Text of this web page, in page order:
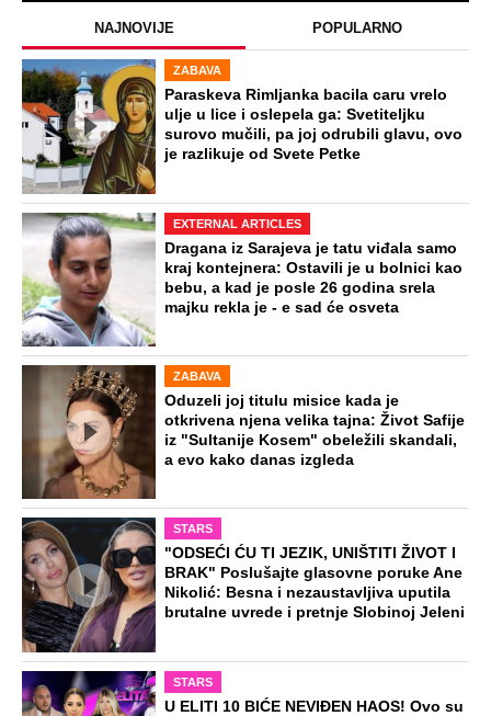
NAJNOVIJE POPULARNO
ZABAVA
Paraskeva Rimljanka bacila caru vrelo
ulje u lice i oslepela ga: Svetiteljku
surovo mučili, pa joj odrubili glavu, ovo
je razlikuje od Svete Petke
EXTERNAL ARTICLES
Dragana iz Sarajeva je tatu viđala samo
kraj kontejnera: Ostavili je u bolnici kao
bebu, a kad je posle 26 godina srela
majku rekla je - e sad će osveta
ZABAVA
Oduzeli joj titulu misice kada je
otkrivena njena velika tajna: Život Safije
iz "Sultanije Kosem" obeležili skandali,
a evo kako danas izgleda
STARS
"ODSEĆI ĆU TI JEZIK, UNIŠTITI ŽIVOT I
BRAK" Poslušajte glasovne poruke Ane
Nikolić: Besna i nezaustavljiva uputila
brutalne uvrede i pretnje Slobinoj Jeleni
STARS
U ELITI 10 BIĆE NEVIĐEN HAOS! Ovo su